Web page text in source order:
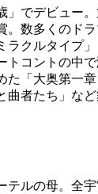
」でデビュー
。数多くのド
ラクルタイプ」
トコントの中
た「大奥第一
曲者たち」な
テルの母。全